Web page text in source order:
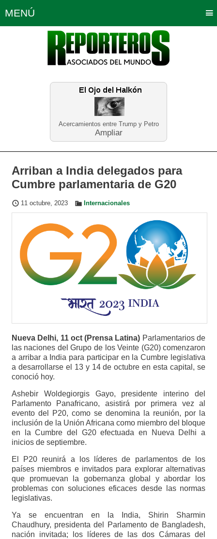
Acercamientos entre Trump y Petro
Ampliar
MENÚ
Política Opinión Bogotá
Planeta Tierra Deportes
Educación Neira
Arriban a India delegados para
Cumbre parlamentaria de G20
11 octubre, 2023 Internacionales
Nueva Delhi, 11 oct (Prensa Latina) Parlamentarios de
las naciones del Grupo de los Veinte (G20) comenzaron
a arribar a India para participar en la Cumbre legislativa
a desarrollarse el 13 y 14 de octubre en esta capital, se
conoció hoy.
Ashebir Woldegiorgis Gayo, presidente interino del
Parlamento Panafricano, asistirá por primera vez al
evento del P20, como se denomina la reunión, por la
inclusión de la Unión Africana como miembro del bloque
en la Cumbre del G20 efectuada en Nueva Delhi a
inicios de septiembre.
El P20 reunirá a los líderes de parlamentos de los
países miembros e invitados para explorar alternativas
que promuevan la gobernanza global y abordar los
problemas con soluciones eficaces desde las normas
legislativas.
Ya se encuentran en la India, Shirin Sharmin
Chaudhury, presidenta del Parlamento de Bangladesh,
nación invitada; los líderes de las dos Cámaras del